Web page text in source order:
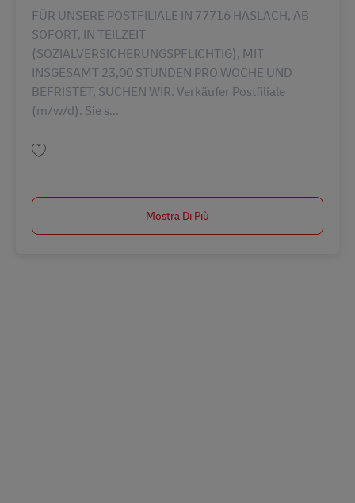
FÜR UNSERE POSTFILIALE IN 77716 HASLACH, AB
SOFORT, IN TEILZEIT
(SOZIALVERSICHERUNGSPFLICHTIG), MIT
INSGESAMT 23,00 STUNDEN PRO WOCHE UND
BEFRISTET, SUCHEN WIR. Verkäufer Postfiliale
(m/w/d). Sie s...
Mostra Di Più